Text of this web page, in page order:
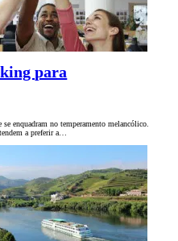
para
enquadram no temperamento melancólico.
a preferir a…